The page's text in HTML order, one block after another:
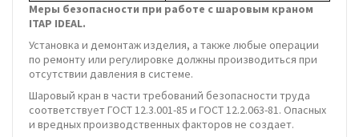
Меры безопасности при работе с шаровым краном
ITAP IDEAL.
Установка и демонтаж изделия, а также любые операции
по ремонту или регулировке должны производиться при
отсутствии давления в системе.
Шаровый кран в части требований безопасности труда
соответствует ГОСТ 12.3.001-85 и ГОСТ 12.2.063-81. Опасных
и вредных производственных факторов не создает.